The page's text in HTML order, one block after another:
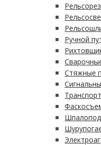
Ручной
Стяжные